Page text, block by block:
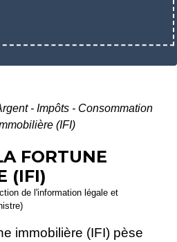
- Impôts - Consommation
(IFI)
FORTUNE
(IFI)
de l'information légale et
immobilière (IFI) pèse